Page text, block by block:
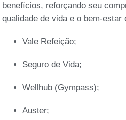
benefícios, reforçando seu
qualidade de vida e o bem-estar
Vale Refeição;
Seguro de Vida;
Wellhub (Gympass);
Auster;